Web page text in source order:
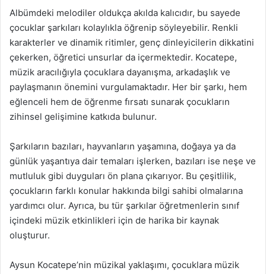
Albümdeki melodiler oldukça akılda kalıcıdır, bu sayede
çocuklar şarkıları kolaylıkla öğrenip söyleyebilir. Renkli
karakterler ve dinamik ritimler, genç dinleyicilerin dikkatini
çekerken, öğretici unsurlar da içermektedir. Kocatepe,
müzik aracılığıyla çocuklara dayanışma, arkadaşlık ve
paylaşmanın önemini vurgulamaktadır. Her bir şarkı, hem
eğlenceli hem de öğrenme fırsatı sunarak çocukların
zihinsel gelişimine katkıda bulunur.
Şarkıların bazıları, hayvanların yaşamına, doğaya ya da
günlük yaşantıya dair temaları işlerken, bazıları ise neşe ve
mutluluk gibi duyguları ön plana çıkarıyor. Bu çeşitlilik,
çocukların farklı konular hakkında bilgi sahibi olmalarına
yardımcı olur. Ayrıca, bu tür şarkılar öğretmenlerin sınıf
içindeki müzik etkinlikleri için de harika bir kaynak
oluşturur.
Aysun Kocatepe’nin müzikal yaklaşımı, çocuklara müzik